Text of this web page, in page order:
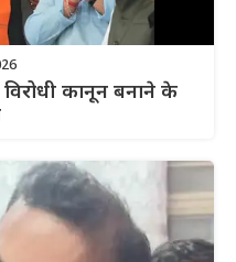
कानून बनाने के